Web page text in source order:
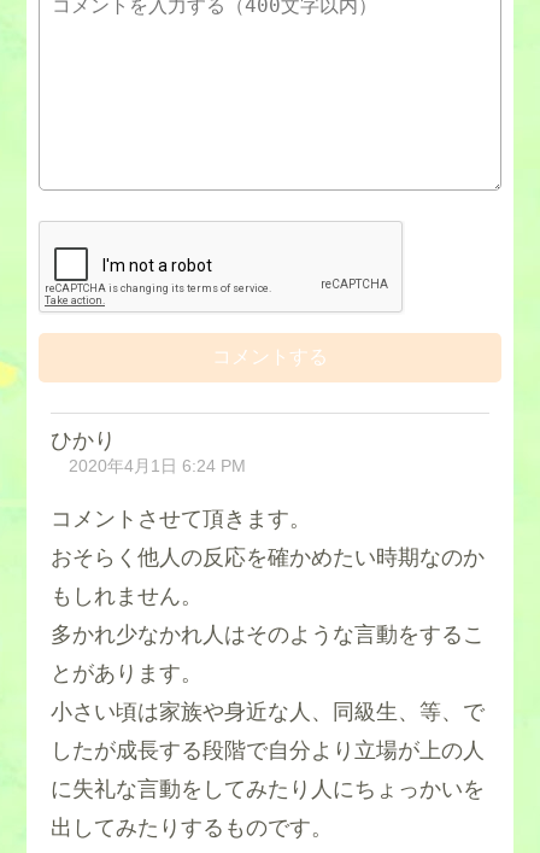
ひかり
2020年4月1日 6:24 PM
コメントさせて頂きます。
おそらく他人の反応を確かめたい時期なのか
もしれません。
多かれ少なかれ人はそのような言動をするこ
とがあります。
小さい頃は家族や身近な人、同級生、等、で
したが成長する段階で自分より立場が上の人
に失礼な言動をしてみたり人にちょっかいを
出してみたりするものです。